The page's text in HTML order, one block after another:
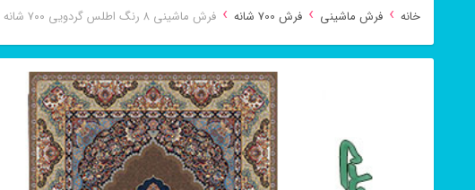
خانه › فرش ماشینی › فرش 700 شانه › فرش ماشینی ۸ رنگ اطلس گردویی ۷۰۰ شانه